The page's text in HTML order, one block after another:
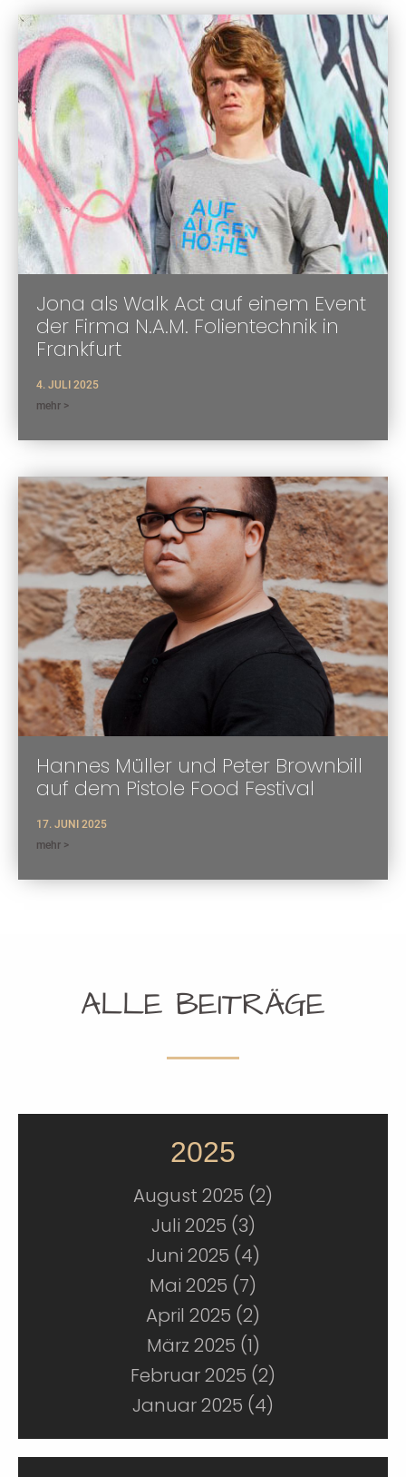
Jona als Walk Act auf einem Event
der Firma N.A.M. Folientechnik in
Frankfurt
4. JULI 2025
mehr >
Hannes Müller und Peter Brownbill
auf dem Pistole Food Festival
17. JUNI 2025
mehr >
ALLE BEITRÄGE
2025
August 2025 (2)
Juli 2025 (3)
Juni 2025 (4)
Mai 2025 (7)
April 2025 (2)
März 2025 (1)
Februar 2025 (2)
Januar 2025 (4)